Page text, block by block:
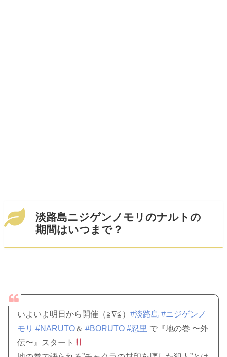
淡路島ニジゲンノモリのナルトの
期間はいつまで？
いよいよ明日から開催（≧∇≦）#淡路島 #ニジゲンノ
モリ #NARUTO＆#BORUTO #忍里 で『地の巻 〜外
伝〜』スタート